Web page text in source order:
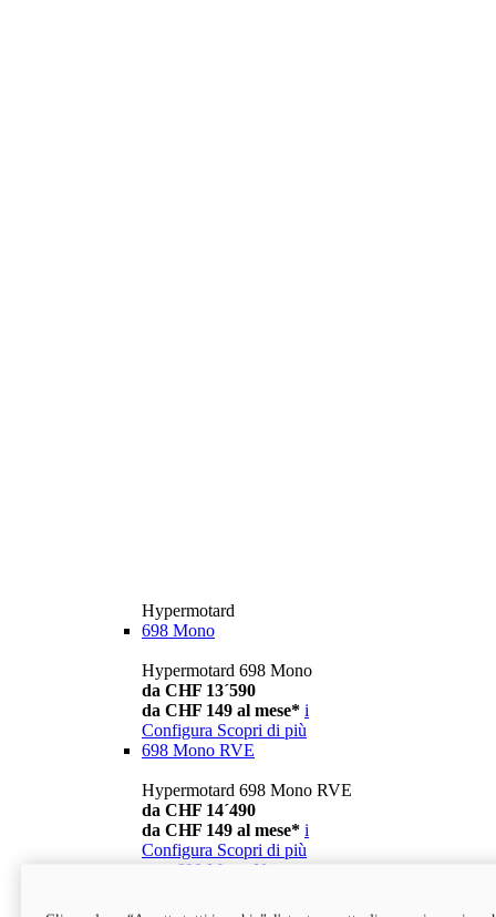
Hypermotard
698 Mono
Hypermotard 698 Mono
da CHF 13´590
da CHF 149 al mese* i
Configura Scopri di più
698 Mono RVE
Hypermotard 698 Mono RVE
da CHF 14´490
da CHF 149 al mese* i
Configura Scopri di più
698 Mono Nera
Hypermotard 698 Mono Nera